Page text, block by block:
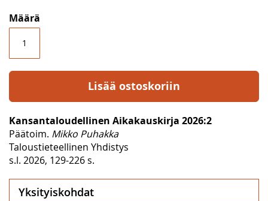
gallery
Määrä
Lisää ostoskoriin
Kansantaloudellinen Aikakauskirja 2026:2
Päätoim. Mikko Puhakka
Taloustieteellinen Yhdistys
s.l. 2026, 129-226 s.
Yksityiskohdat